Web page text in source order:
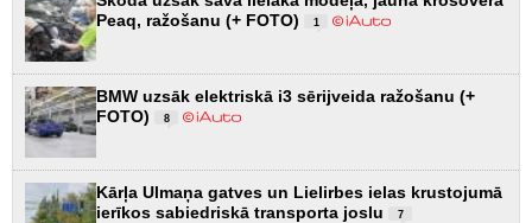
Peaq, ražošanu (+ FOTO)
1
BMW uzsāk elektriskā i3 sērijveida ražošanu (+
FOTO)
8
Kārļa Ulmaņa gatves un Lielirbes ielas krustojumā
ierīkos sabiedriskā transporta joslu
7